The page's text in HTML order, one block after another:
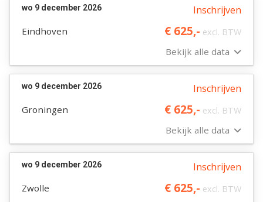
wo 9 december 2026
Eindhoven
Inschrijven
Bekijk alle data
€ 625,- excl. BTW
wo 9 december 2026
Groningen
Inschrijven
Bekijk alle data
€ 625,- excl. BTW
wo 9 december 2026
Zwolle
Inschrijven
€ 625,- excl. BTW